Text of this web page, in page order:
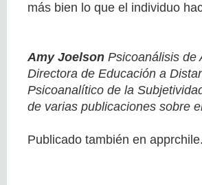
más bien lo que el individuo
Amy Joelson Psicoanálisis de
Directora de Educación a
Psicoanalítico de la
de varias publicaciones sobre
Publicado también en